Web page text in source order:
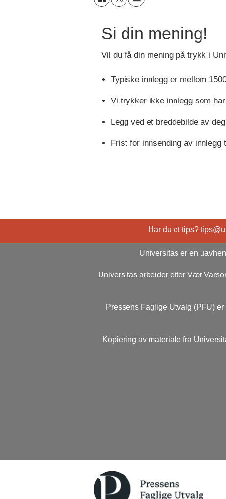
Si din mening!
Vil du få din mening på trykk i
Typiske innlegg er mellom
Vi trykker ikke innlegg som
Legg ved et breddebilde av
Frist for innsending av innlegg
Har du et tips?
Universitas er en
Universitas arbeider etter Vær
Pressens Faglige Utvalg (PFU)
Kopiering av materiale fra